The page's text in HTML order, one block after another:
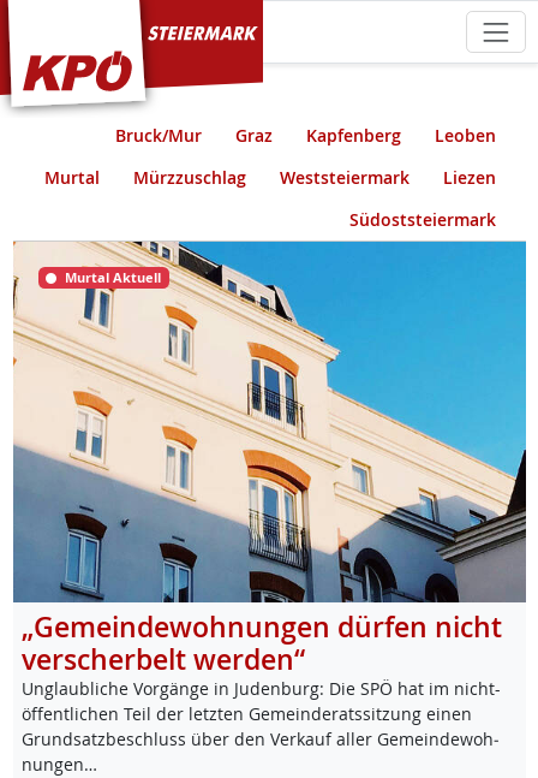
KPÖ Steiermark
Bruck/Mur Graz Kapfenberg
Leoben
Murtal
Mürzzuschlag Weststeiermark
Liezen
Südoststeiermark
Murtal Aktuell
„Gemeindewohnungen dürfen nicht
verscherbelt werden“
Un­glaub­li­che Vor­gän­ge in Ju­den­burg: Die SPÖ hat im nicht-
öf­f­ent­li­chen Teil der letz­ten Ge­mein­de­rats­sit­zung ei­nen
Grund­satz­be­schluss über den Ver­kauf al­ler Ge­mein­de­woh­
nun­gen…